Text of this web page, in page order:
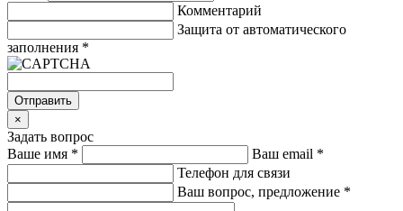
Комментарий
Защита от автоматического
заполнения *
Отправить
×
Задать вопрос
Ваше имя * Ваш email *
Телефон для связи
Ваш вопрос, предложение *